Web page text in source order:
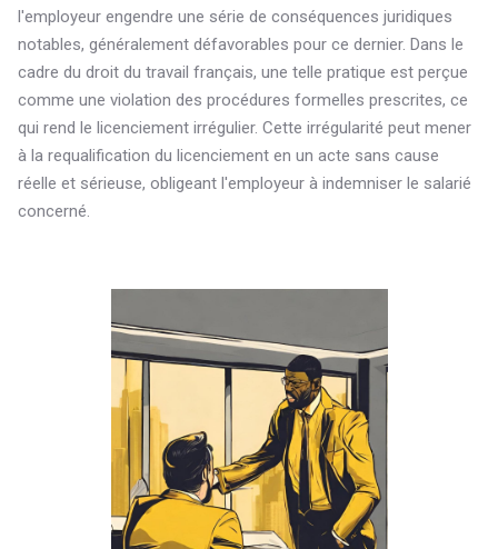
l'employeur engendre une série de conséquences juridiques
notables, généralement défavorables pour ce dernier. Dans le
cadre du droit du travail français, une telle pratique est perçue
comme une violation des procédures formelles prescrites, ce
qui rend le licenciement irrégulier. Cette irrégularité peut mener
à la requalification du licenciement en un acte sans cause
réelle et sérieuse, obligeant l'employeur à indemniser le salarié
concerné.